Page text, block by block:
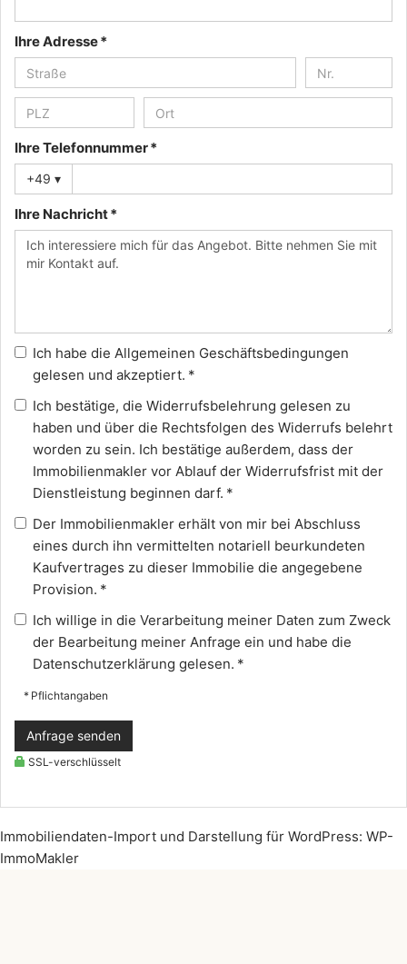
Ihre Adresse *
Ihre Telefonnummer *
+49 ▾
Ihre Nachricht *
Ich habe die Allgemeinen Geschäftsbedingungen
gelesen und akzeptiert. *
Ich bestätige, die Widerrufsbelehrung gelesen zu
haben und über die Rechtsfolgen des Widerrufs belehrt
worden zu sein. Ich bestätige außerdem, dass der
Immobilienmakler vor Ablauf der Widerrufsfrist mit der
Dienstleistung beginnen darf. *
Der Immobilienmakler erhält von mir bei Abschluss
eines durch ihn vermittelten notariell beurkundeten
Kaufvertrages zu dieser Immobilie die angegebene
Provision. *
Ich willige in die Verarbeitung meiner Daten zum Zweck
der Bearbeitung meiner Anfrage ein und habe die
Datenschutzerklärung gelesen. *
* Pflichtangaben
Anfrage senden
SSL-verschlüsselt
Immobiliendaten-Import und Darstellung für WordPress: WP-
ImmoMakler